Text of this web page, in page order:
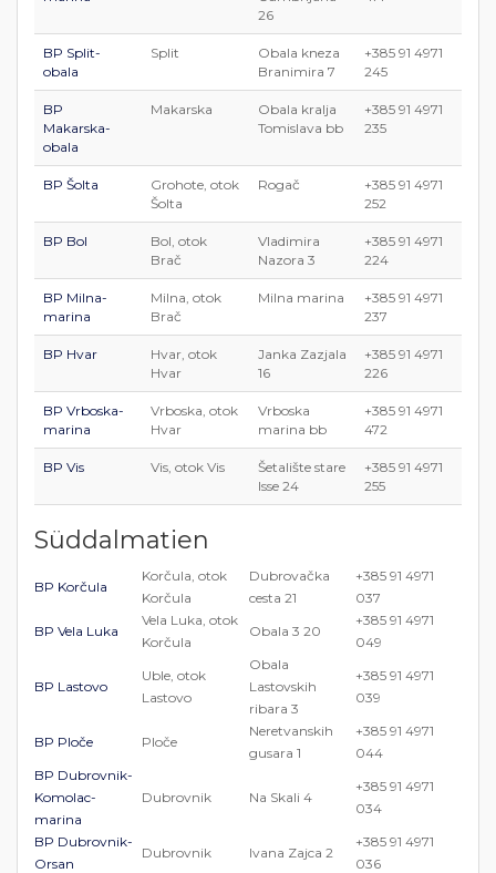
26
BP Split-
obala
Split
Obala kneza
Branimira 7
+385 91 4971
245
BP
Makarska-
obala
Makarska
Obala kralja
Tomislava bb
+385 91 4971
235
BP Šolta
Grohote, otok
Šolta
Rogač
+385 91 4971
252
BP Bol
Bol, otok
Brač
Vladimira
Nazora 3
+385 91 4971
224
BP Milna-
marina
Milna, otok
Brač
Milna marina
+385 91 4971
237
BP Hvar
Hvar, otok
Hvar
Janka Zazjala
16
+385 91 4971
226
BP Vrboska-
marina
Vrboska, otok
Hvar
Vrboska
marina bb
+385 91 4971
472
BP Vis Vis, otok Vis
Šetalište stare
Isse 24
+385 91 4971
255
Süddalmatien
BP Korčula
Korčula, otok
Korčula
Dubrovačka
cesta 21
+385 91 4971
037
BP Vela Luka
Vela Luka, otok
Korčula
Obala 3 20
+385 91 4971
049
BP Lastovo
Uble, otok
Lastovo
Obala
Lastovskih
ribara 3
+385 91 4971
039
BP Ploče Ploče
Neretvanskih
gusara 1
+385 91 4971
044
BP Dubrovnik-
Komolac-
marina
Dubrovnik Na Skali 4
+385 91 4971
034
BP Dubrovnik-
Orsan
Dubrovnik Ivana Zajca 2
+385 91 4971
036